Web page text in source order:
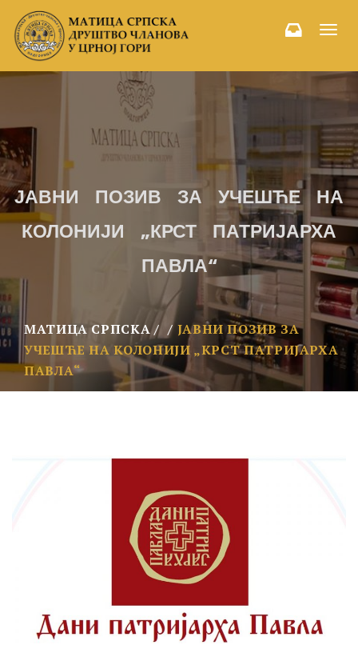
ЈАВНИ ПОЗИВ ЗА УЧЕШЋЕ НА
КОЛОНИЈИ „КРСТ ПАТРИЈАРХА
ПАВЛА“
МАТИЦА СРПСКА
ЈАВНИ ПОЗИВ ЗА
УЧЕШЋЕ НА КОЛОНИЈИ „КРСТ ПАТРИЈАРХА
ПАВЛА“